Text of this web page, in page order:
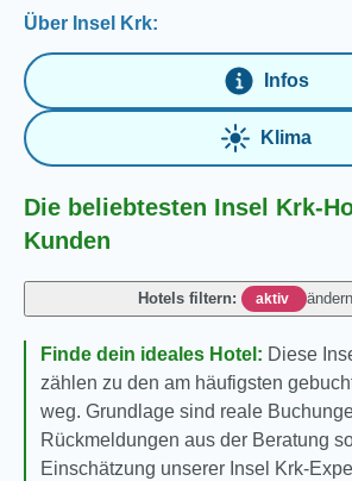
Über Insel Krk:
Infos
Klima
Die beliebtesten Insel Krk-
Kunden
Hotels filtern: aktiv ändern
Finde dein ideales Hotel: Diese
zählen zu den am häufigsten
weg. Grundlage sind reale
Rückmeldungen aus der Beratung
Einschätzung unserer Insel Krk-